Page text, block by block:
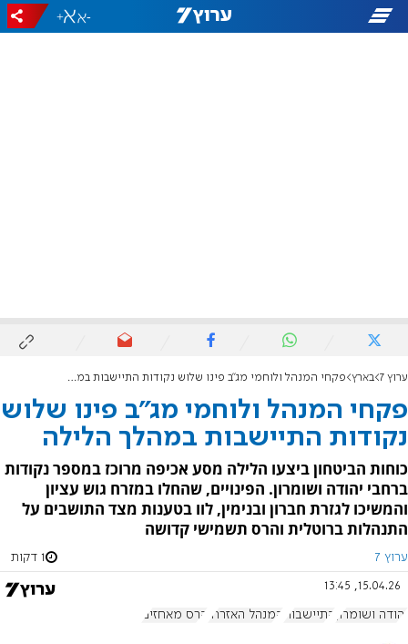
-
+
ערוץ 7 בארץ פקחי המנהל ולוחמי מג"ב פינו שלוש נקודות התיישבות במהלך הלילה
פקחי המנהל ולוחמי מג"ב פינו שלוש
נקודות התיישבות במהלך הלילה
כוחות הביטחון ביצעו הלילה מסע אכיפה מרוכז במספר נקודות
ברחבי יהודה ושומרון. הפינויים, שהחלו במזרח גוש עציון
והמשיכו לגזרת חברון ובנימין, לוו בטענות מצד התושבים על
התנהלות ברוטלית והרס תשמישי קדושה
ערוץ 7 1 דקות
15.04.26, 13:45
יהודה ושומרון התיישבות המנהל האזרחי הרס מאחזים